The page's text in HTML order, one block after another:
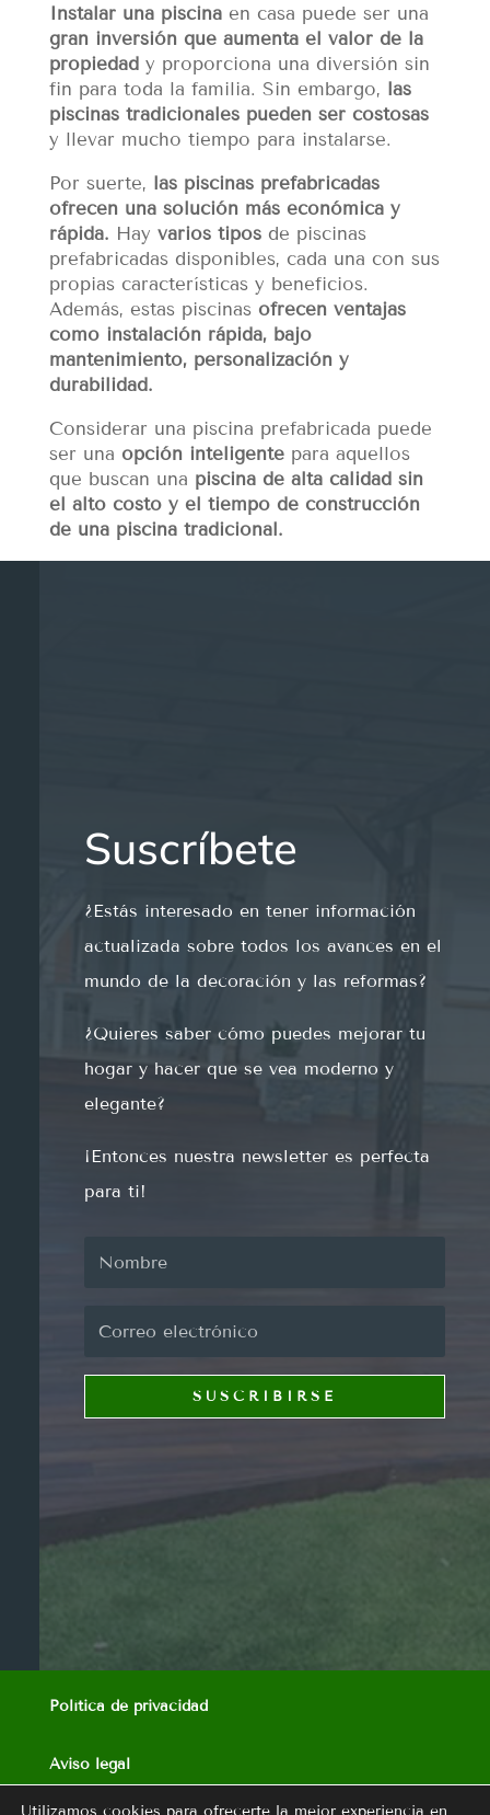
Instalar una piscinaen casa puede ser una
gran inversión que aumenta el valor de la
propiedady proporciona una diversión sin
fin para toda la familia. Sin embargo, las
piscinas tradicionales pueden ser costosas
y llevar mucho tiempo para instalarse.
Por suerte, las piscinas prefabricadas
ofrecen una solución más económica y
rápida. Hay varios tiposde piscinas
prefabricadas disponibles, cada una con sus
propias características y beneficios.
Además, estas piscinas ofrecen ventajas
como instalación rápida, bajo
mantenimiento, personalización y
durabilidad.
Considerar una piscina prefabricada puede
ser una opción inteligentepara aquellos
que buscan una piscina de alta calidad sin
el alto costo y el tiempo de construcción
de una piscina tradicional.
Suscríbete
¿Estás interesado en tener información
actualizada sobre todos los avances en el
mundo de la decoración y las reformas?
¿Quieres saber cómo puedes mejorar tu
hogar y hacer que se vea moderno y
elegante?
¡ Entonces nuestra newsletter es perfecta
para ti!
SUSCRIBIRSE
Política de privacidad
Aviso legal
Utilizamos cookies para ofrecerte la mejor experiencia en